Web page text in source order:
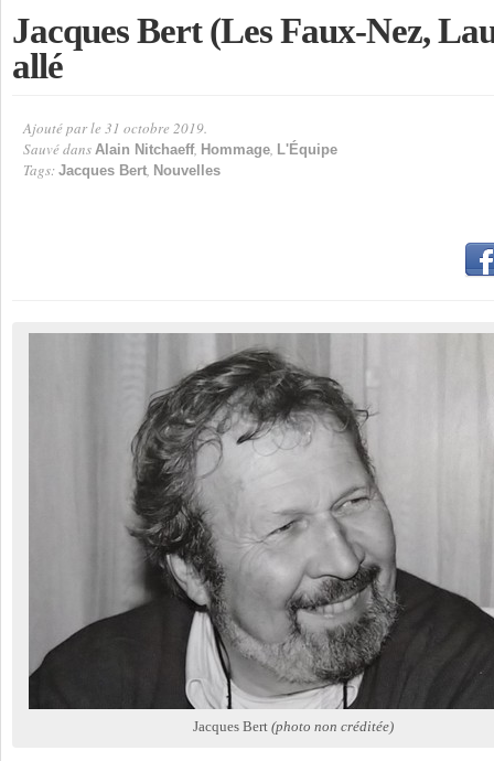
Jacques Bert (Les Faux-Nez,
allé
Ajouté parle 31 octobre 2019.
Sauvé dans Alain Nitchaeff, Hommage, L'Équipe
Tags: Jacques Bert, Nouvelles
Jacques Bert (photo non créditée)